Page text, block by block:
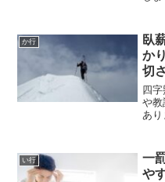
の
は
た
か行
臥
か
切
四
や教
あり
の
字
も
い行
一
や